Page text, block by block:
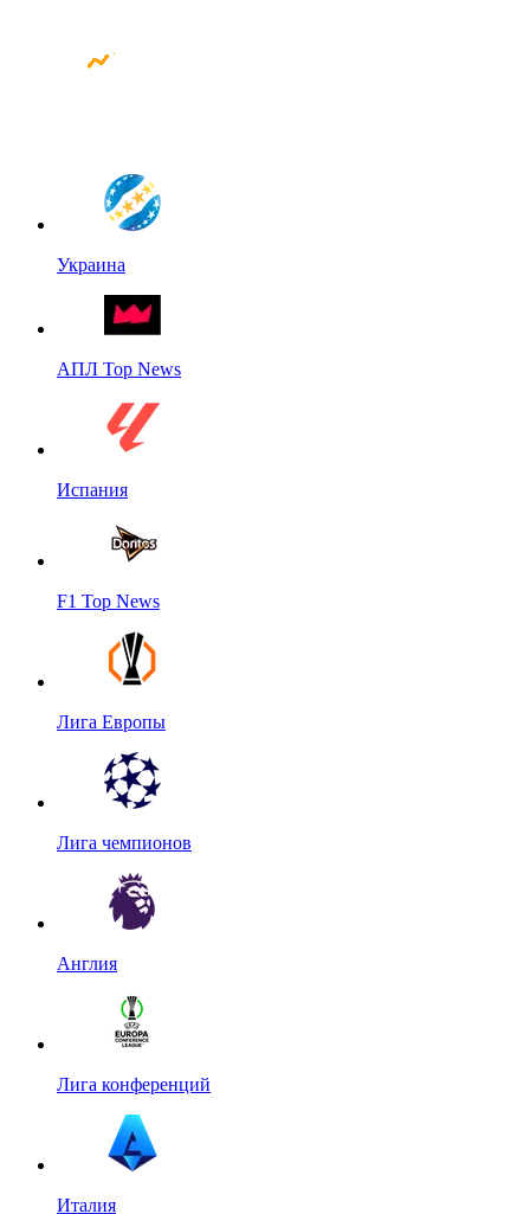
Украина
АПЛ Top News
Испания
F1 Top News
Лига Европы
Лига чемпионов
Англия
Лига конференций
Италия